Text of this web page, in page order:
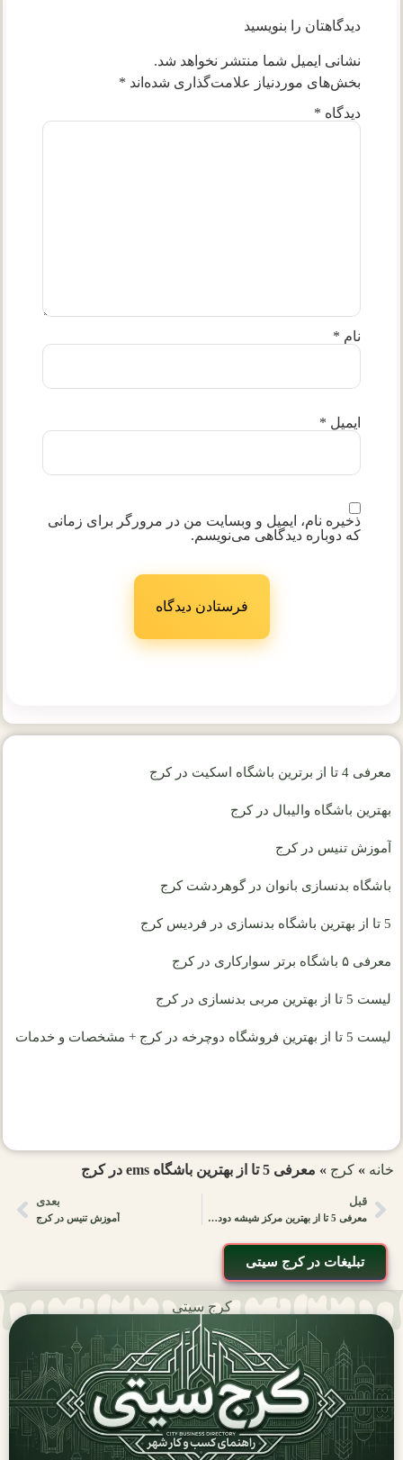
دیدگاهتان را بنویسید
نشانی ایمیل شما منتشر نخواهد شد.
بخش‌های موردنیاز علامت‌گذاری شده‌اند *
دیدگاه *
نام *
ایمیل *
ذخیره نام، ایمیل و وبسایت من در مرورگر برای زمانی
که دوباره دیدگاهی می‌نویسم.
معرفی 4 تا از برترین باشگاه اسکیت در کرج
بهترین باشگاه والیبال در کرج
آموزش تنیس در کرج
باشگاه بدنسازی بانوان در گوهردشت کرج
5 تا از بهترین باشگاه بدنسازی در فردیس کرج
معرفی ۵ باشگاه برتر سوارکاری در کرج
لیست 5 تا از بهترین مربی بدنسازی در کرج
لیست 5 تا از بهترین فروشگاه دوچرخه در کرج + مشخصات و خدمات
خانه » کرج » معرفی 5 تا از بهترین باشگاه ems در کرج
قبل
معرفی 5 تا از بهترین مرکز شیشه دودی خودرو در کرج
بعدی
آموزش تنیس در کرج
تبلیغات در کرج سیتی
کرج سیتی